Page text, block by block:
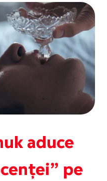
aduce
pe